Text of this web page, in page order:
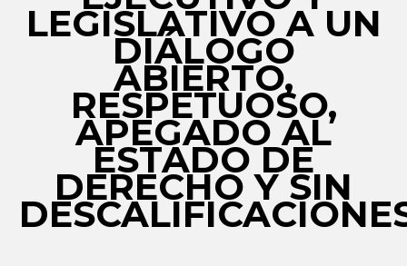
LEGISLATIVO A UN
DIÁLOGO
ABIERTO,
RESPETUOSO,
APEGADO AL
ESTADO DE
DERECHO Y SIN